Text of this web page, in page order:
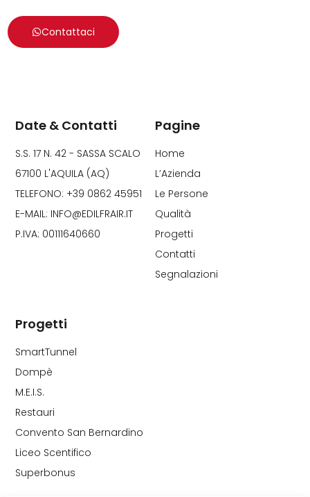
Contattaci
Progetti
SmartTunnel
Dompè
M.E.I.S.
Restauri
Convento San Bernardino
Liceo Scentifico
Superbonus
Pagine
Home
L’Azienda
Le Persone
Qualità
Progetti
Contatti
Segnalazioni
Date & Contatti
S.S. 17 N. 42 - SASSA SCALO
67100 L'AQUILA (AQ)
TELEFONO: +39 0862 45951
E-MAIL: INFO@EDILFRAIR.IT
P.IVA: 00111640660